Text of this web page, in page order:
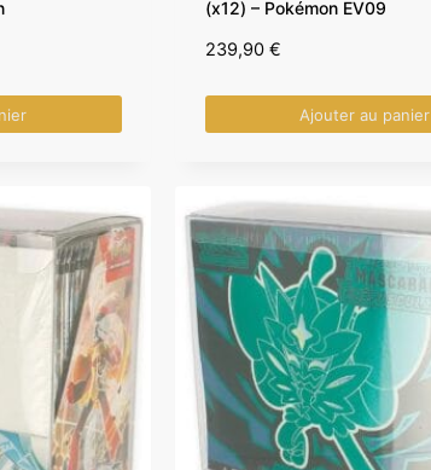
(x12) – Pokémon EV09
239,90 €
Ajouter au panier